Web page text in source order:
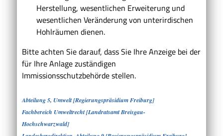
Herstellung, wesentlichen Erweiterung und
wesentlichen Veränderung von unterirdischen
Hohlräumen dienen.
Bitte achten Sie darauf, dass Sie Ihre Anzeige bei der
für Ihre Anlage zuständigen
Immissionsschutzbehörde stellen.
Abteilung 5, Umwelt [Regierungspräsidium Freiburg]
Fachbereich Umweltrecht [Landratsamt Breisgau-
Hochschwarzwald]